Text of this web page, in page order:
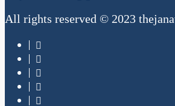
All rights reserved © 2023